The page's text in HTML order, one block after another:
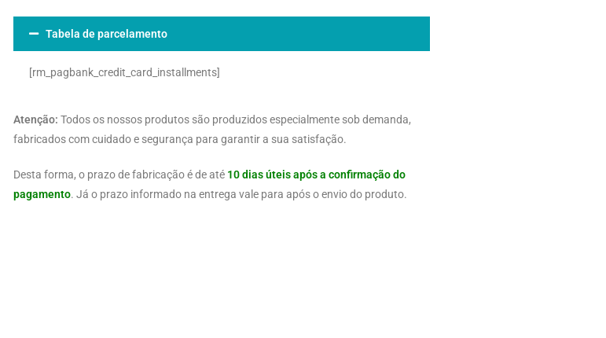
Tabela de parcelamento
[rm_pagbank_credit_card_installments]
Atenção: Todos os nossos produtos são produzidos especialmente sob demanda,
fabricados com cuidado e segurança para garantir a sua satisfação.
Desta forma, o prazo de fabricação é de até 10 dias úteis após a confirmação do
pagamento. Já o prazo informado na entrega vale para após o envio do produto.